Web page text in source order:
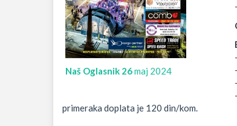
Naš Oglasnik 26maj 2024
-
-
-
-
primeraka doplata je 120 din/kom.